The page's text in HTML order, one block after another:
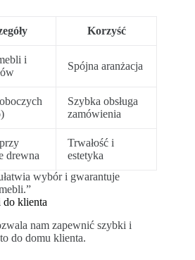
Korzyść
i
Spójna aranżacja
Szybka obsługa
zamówienia
drewna
Trwałość i
estetyka
wybór i gwarantuje
do klienta
nam zapewnić szybki i
do domu klienta.